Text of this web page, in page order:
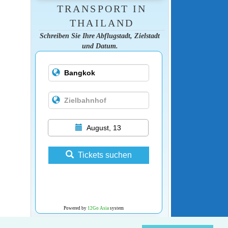
TRANSPORT IN
THAILAND
Schreiben Sie Ihre Abflugstadt, Zielstadt
und Datum.
August, 13
Tickets suchen
Powered by 12Go Asiasystem